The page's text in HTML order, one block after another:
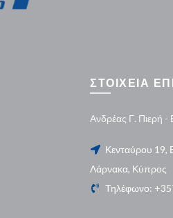
ΣΤΟΙΧΕΙΑ
Ανδρέας Γ. Πιερή
Κενταύρου 19,
Λάρνακα, Κύπρος
Τηλέφωνο: